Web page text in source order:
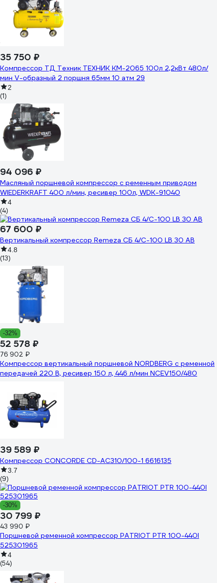
35 750 ₽
Компрессор ТД Техник ТЕХНИК КМ-2065 100л 2,2кВт 480л/
мин V-образный 2 поршня 65мм 10 атм 29
2
(1)
94 096 ₽
Масляный поршневой компрессор с ременным приводом
WIEDERKRAFT 400 л/мин, ресивер 100л, WDK-91040
4
(4)
67 600 ₽
Вертикальный компрессор Remeza СБ 4/С-100 LB 30 АВ
4.8
(13)
-32%
52 578 ₽
76 902 ₽
Компрессор вертикальный поршневой NORDBERG с ременной
передачей 220 В, ресивер 150 л, 446 л/мин NCEV150/480
39 589 ₽
Компрессор CONCORDE CD-AC310/100-1 6616135
3.7
(9)
-30%
30 799 ₽
43 990 ₽
Поршневой ременной компрессор PATRIOT PTR 100-440I
525301965
4
(54)